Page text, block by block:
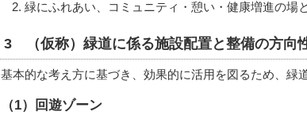
緑にふれあい、コミュニティ・憩い・健康増進の場
3 （仮称）緑道に係る施設配置と整備の方向
基本的な考え方に基づき、効果的に活用を図るため、緑
（1）回遊ゾーン